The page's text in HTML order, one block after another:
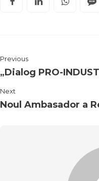
Previous
„Dialog PRO-
Next
Noul Ambasador a